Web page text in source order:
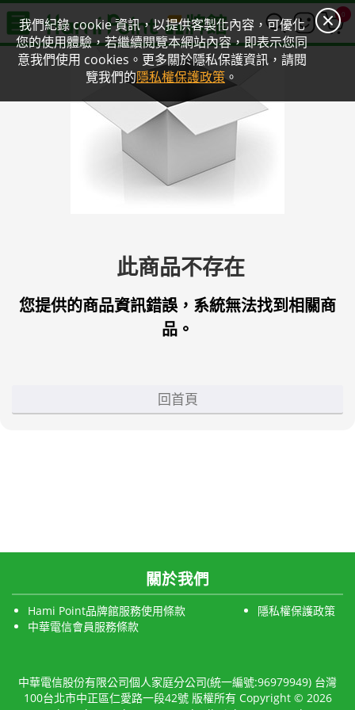
我們紀錄 cookie 資訊，以提供客製化內容，可優化
您的使用體驗，若繼續閱覽本網站內容，即表示您同
意我們使用 cookies。更多關於隱私保護資訊，請閱
覽我們的隱私權保護政策 。
0
此商品不存在
您提供的商品資訊錯誤，系統無法找到相關商
品。
回首頁
關於我們
Hami Point品牌館服務使用條款
隱私權保護政策
中華電信會員服務條款
中華電信股份有限公司個人家庭分公司(統一編號:96979949) 台灣
100台北市中正區仁愛路一段42號 版權所有 Copyright © 2026